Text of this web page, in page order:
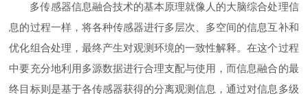
多传感器信息融合技术的基本原理就像人的大脑综合处理信
息的过程一样，将各种传感器进行多层次、多空间的信息互补和
优化组合处理，最终产生对观测环境的一致性解释。在这个过程
中要充分地利用多源数据进行合理支配与使用，而信息融合的最
终目标则是基于各传感器获得的分离观测信息，通过对信息多级